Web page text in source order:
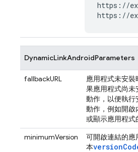
https://
DynamicLinkAndroidParameters
fallbackURL
應用程式未安
果應用程式尚
動作，以便執行
動作，例如開啟
或顯示應用程式
minimumVersion
可開啟連結的應
本